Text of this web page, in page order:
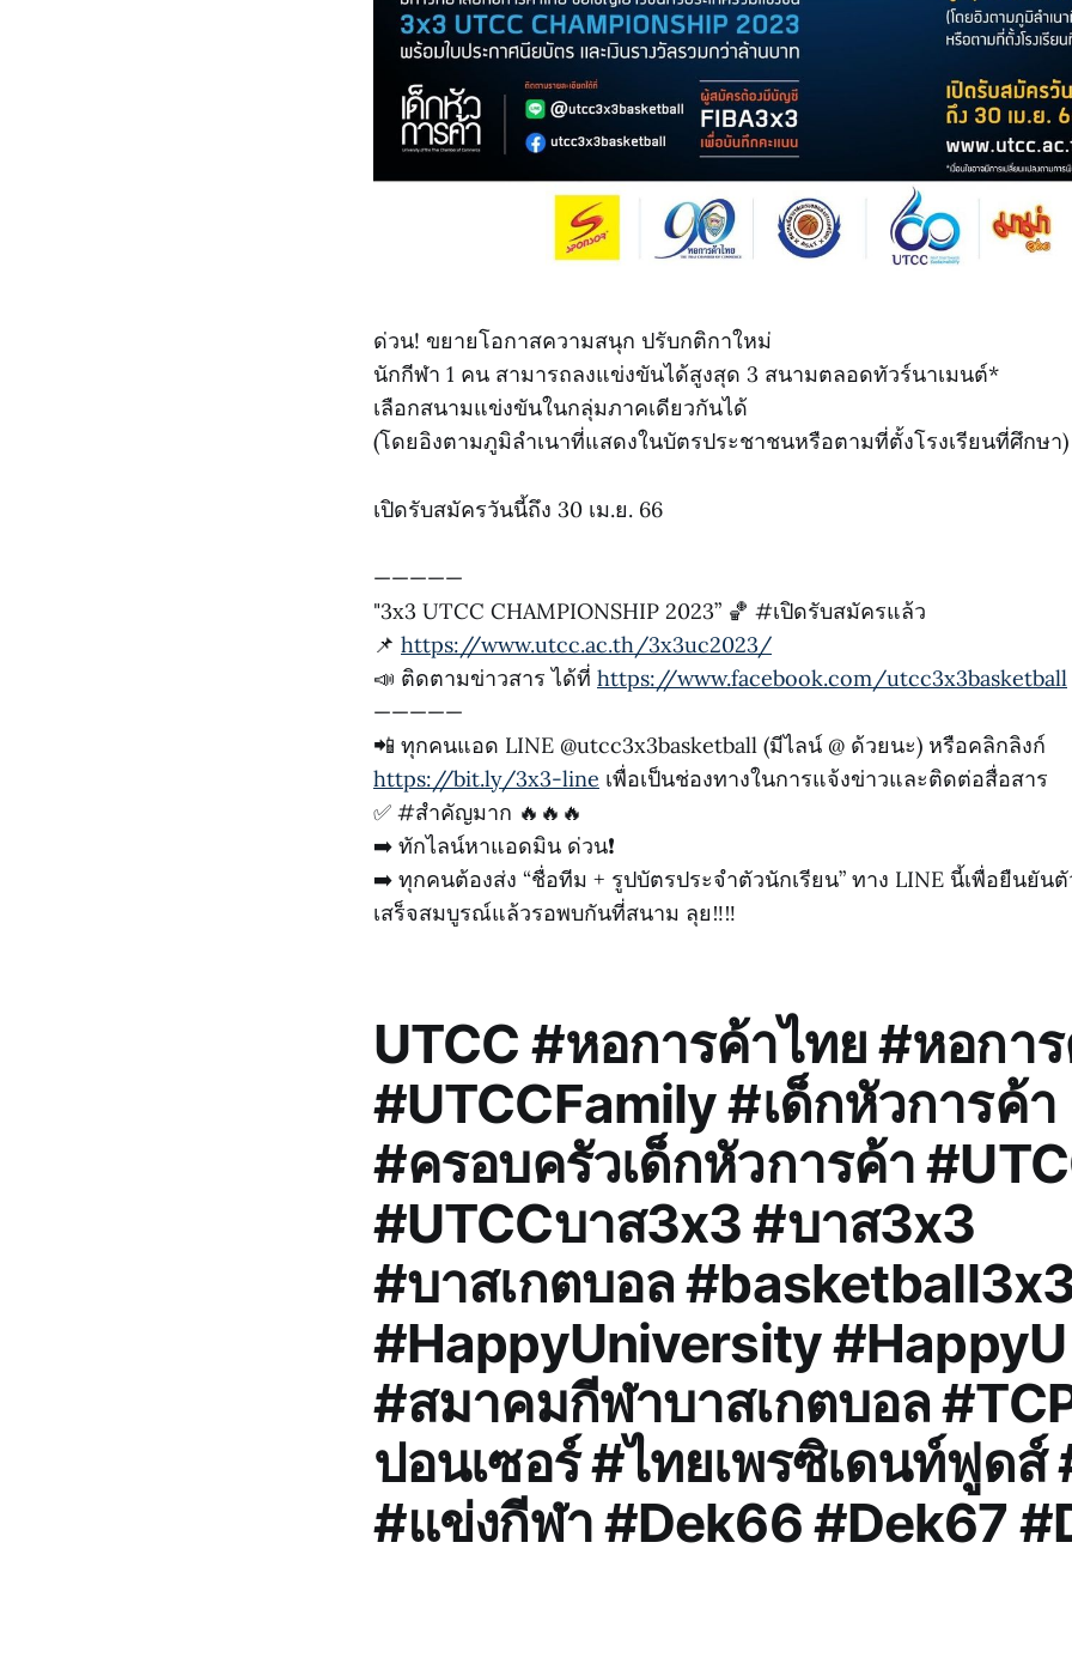
ด่วน! ขยายโอกาสความสนุก ปรับกติกาใหม่
นักกีฬา 1 คน สามารถลงแข่งขันได้สูงสุด 3 สนามตลอดทัวร์นาเมนต์*
เลือกสนามแข่งขันในกลุ่มภาคเดียวกันได้
(โดยอิงตามภูมิลำเนาที่แสดงในบัตรประชาชนหรือตามที่ตั้งโรงเรียนที่ศึกษา)
เปิดรับสมัครวันนี้ถึง 30 เม.ย. 66
—————
"3x3 UTCC CHAMPIONSHIP 2023” 🏀 #เปิดรับสมัครแล้ว
📌 https://www.utcc.ac.th/3x3uc2023/
📣 ติดตามข่าวสาร ได้ที่ https://www.facebook.com/utcc3x3basketball
—————
📲 ทุกคนแอด LINE @utcc3x3basketball (มีไลน์ @ ด้วยนะ) หรือคลิกลิงก์
https://bit.ly/3x3-line เพื่อเป็นช่องทางในการแจ้งข่าวและติดต่อสื่อสาร
✅ #สำคัญมาก 🔥🔥🔥
➡️ ทักไลน์หาแอดมิน ด่วน❗️
➡️ ทุกคนต้องส่ง “ชื่อทีม + รูปบัตรประจำตัวนักเรียน” ทาง LINE นี้เพื่อยืนยัน
เสร็จสมบูรณ์แล้วรอพบกันที่สนาม ลุย‼️‼️
UTCC #หอการค้าไทย #หอกา
#UTCCFamily #เด็กหัวการค้า
#ครอบครัวเด็กหัวการค้า
#UTCCบาส3x3 #บาส3x3
#บาสเกตบอล
#HappyUniversity #HappyU
#สมาคมกีฬาบาสเกตบอล
ปอนเซอร์ #ไทยเพรซิเดนท์ฟูดส์
#แข่งกีฬา #Dek66 #Dek67